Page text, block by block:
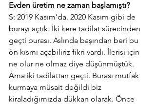
Evden üretim ne zaman başlamıştı?
S: 2019 Kasım’da. 2020 Kasım gibi de
burayı açtık. İki kere tadilat sürecinden
geçti burası. Aslında başından beri bu
ön kısmı açabiliriz fikri vardı. İlerisi için
ne olur ne olmaz diye düşünmüştük.
Ama iki tadilattan geçti. Burası mutfak
kurmaya müsait değildi biz
kiraladığımızda dükkan olarak. Önce